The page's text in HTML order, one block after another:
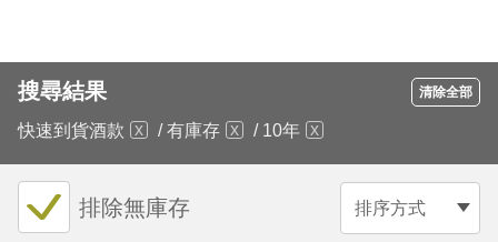
搜尋結果 清除全部
快速到貨酒款 / 有庫存 / 10年
排序方式
排除無庫存